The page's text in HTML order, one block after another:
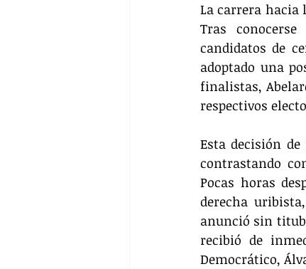
La carrera hacia
Tras
candidatos de
adoptado una
finalistas,
respectivos
Esta decisión
contrastando
Pocas horas
derecha
anunció sin
recibió de
Democrático,